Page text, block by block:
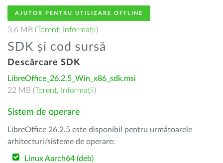
AJUTOR PENTRU UTILIZARE OFFLINE
3.6 MB (Torent, Informații)
SDK și cod sursă
Descărcare SDK
LibreOffice_26.2.5_Win_x86_sdk.msi
22 MB (Torent, Informații)
Sistem de operare
LibreOffice 26.2.5 este disponibil pentru următoarele
arhitecturi/sisteme de operare:
Linux Aarch64 (deb)